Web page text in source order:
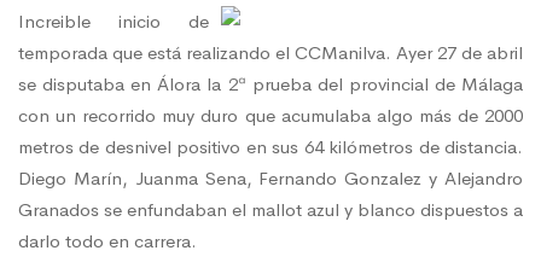
CCManilva
en
Álora
Increible inicio de
temporada que está realizando el CCManilva. Ayer 27 de abril
se disputaba en Álora la 2ª prueba del provincial de Málaga
con un recorrido muy duro que acumulaba algo más de 2000
metros de desnivel positivo en sus 64 kilómetros de distancia.
Diego Marín, Juanma Sena, Fernando Gonzalez y Alejandro
Granados se enfundaban el mallot azul y blanco dispuestos a
darlo todo en carrera.